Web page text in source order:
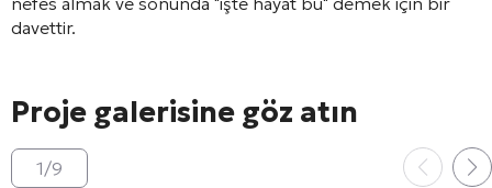
davettir.
Proje galerisine göz atın
1/9